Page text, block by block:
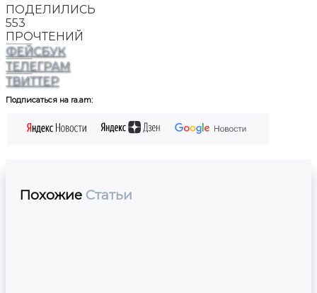
ПОДЕЛИЛИСЬ
553
ПРОЧТЕНИЙ
ФЕЙСБУК
ТЕЛЕГРАМ
ТВИТТЕР
Подписаться на ra.am:
Похожие Статьи